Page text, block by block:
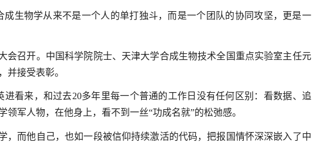
成生物学从来不是一个人的单打独斗，而是一个团队的协同攻坚，更是一
会召开。中国科学院院士、天津大学合成生物技术全国重点实验室主任元
并接受表彰。
进看来，和过去20多年里每一个普通的工作日没有任何区别：看数据、追
军人物，在他身上，看不到一丝“功成名就”的松弛感。
，而他自己，也如一段被信仰持续激活的代码，把报国情怀深深嵌入了中